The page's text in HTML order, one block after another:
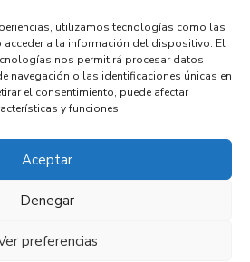
utilizamos tecnologías como las
acceder a la información del dispositivo. El
nos permitirá procesar datos
navegación o las identificaciones únicas en
el consentimiento, puede afectar
y funciones.
Aceptar
Denegar
preferencias
necesidades.
CONTACTAR
los
|Aviso